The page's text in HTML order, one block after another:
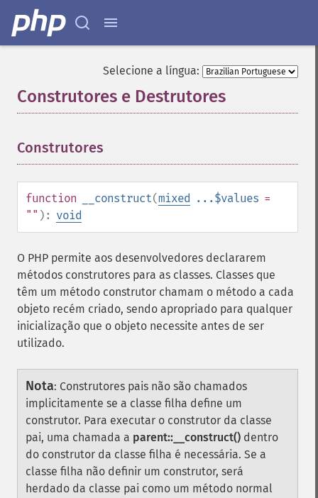
Selecione a língua:
Construtores e Destrutores
Construtores
function __construct(mixed ...$values =
"" ): void
O PHP permite aos desenvolvedores declararem
métodos construtores para as classes. Classes que
têm um método construtor chamam o método a cada
objeto recém criado, sendo apropriado para qualquer
inicialização que o objeto necessite antes de ser
utilizado.
Nota: Construtores pais não são chamados
implicitamente se a classe filha define um
construtor. Para executar o construtor da classe
pai, uma chamada a parent::__construct() dentro
do construtor da classe filha é necessária. Se a
classe filha não definir um construtor, será
herdado da classe pai como um método normal